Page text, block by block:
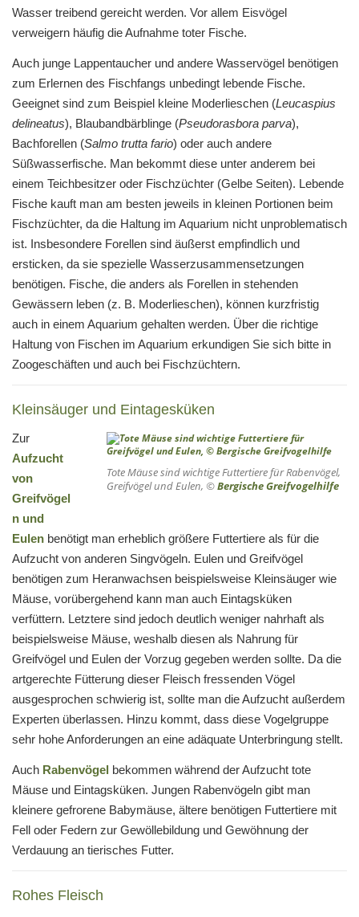
Wasser treibend gereicht werden. Vor allem Eisvögel
verweigern häufig die Aufnahme toter Fische.
Auch junge Lappentaucher und andere Wasservögel benötigen
zum Erlernen des Fischfangs unbedingt lebende Fische.
Geeignet sind zum Beispiel kleine Moderlieschen (Leucaspius
delineatus), Blaubandbärblinge (Pseudorasbora parva),
Bachforellen (Salmo trutta fario) oder auch andere
Süßwasserfische. Man bekommt diese unter anderem bei
einem Teichbesitzer oder Fischzüchter (Gelbe Seiten). Lebende
Fische kauft man am besten jeweils in kleinen Portionen beim
Fischzüchter, da die Haltung im Aquarium nicht unproblematisch
ist. Insbesondere Forellen sind äußerst empfindlich und
ersticken, da sie spezielle Wasserzusammensetzungen
benötigen. Fische, die anders als Forellen in stehenden
Gewässern leben (z. B. Moderlieschen), können kurzfristig
auch in einem Aquarium gehalten werden. Über die richtige
Haltung von Fischen im Aquarium erkundigen Sie sich bitte in
Zoogeschäften und auch bei Fischzüchtern.
Kleinsäuger und Eintagesküken
Tote Mäuse sind wichtige Futtertiere für Rabenvögel,
Greifvögel und Eulen, ©Bergische Greifvogelhilfe
Zur
Aufzucht
von
Greifvögel
n und
Eulen benötigt man erheblich größere Futtertiere als für die
Aufzucht von anderen Singvögeln. Eulen und Greifvögel
benötigen zum Heranwachsen beispielsweise Kleinsäuger wie
Mäuse, vorübergehend kann man auch Eintagsküken
verfüttern. Letztere sind jedoch deutlich weniger nahrhaft als
beispielsweise Mäuse, weshalb diesen als Nahrung für
Greifvögel und Eulen der Vorzug gegeben werden sollte. Da die
artgerechte Fütterung dieser Fleisch fressenden Vögel
ausgesprochen schwierig ist, sollte man die Aufzucht außerdem
Experten überlassen. Hinzu kommt, dass diese Vogelgruppe
sehr hohe Anforderungen an eine adäquate Unterbringung stellt.
Auch Rabenvögel bekommen während der Aufzucht tote
Mäuse und Eintagsküken. Jungen Rabenvögeln gibt man
kleinere gefrorene Babymäuse, ältere benötigen Futtertiere mit
Fell oder Federn zur Gewöllebildung und Gewöhnung der
Verdauung an tierisches Futter.
Rohes Fleisch